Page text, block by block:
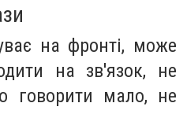
на фронті, може
на зв'язок, не
говорити мало, не